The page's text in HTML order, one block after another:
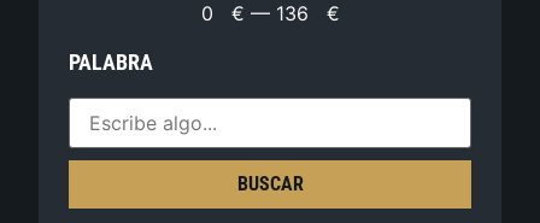
0 € — 136 €
PALABRA
BUSCAR